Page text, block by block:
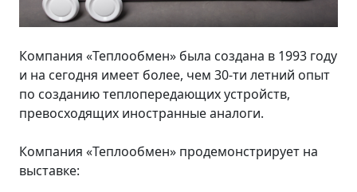
Компания «Теплообмен» была создана в 1993 году
и на сегодня имеет более, чем 30-ти летний опыт
по созданию теплопередающих устройств,
превосходящих иностранные аналоги.
Компания «Теплообмен» продемонстрирует на
выставке: